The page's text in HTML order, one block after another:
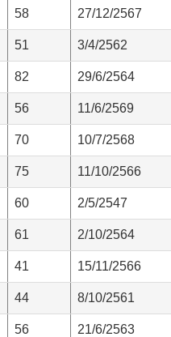
58 27/12/2567
51 3/4/2562
82 29/6/2564
56 11/6/2569
70 10/7/2568
75 11/10/2566
60 2/5/2547
61 2/10/2564
41 15/11/2566
44 8/10/2561
56 21/6/2563